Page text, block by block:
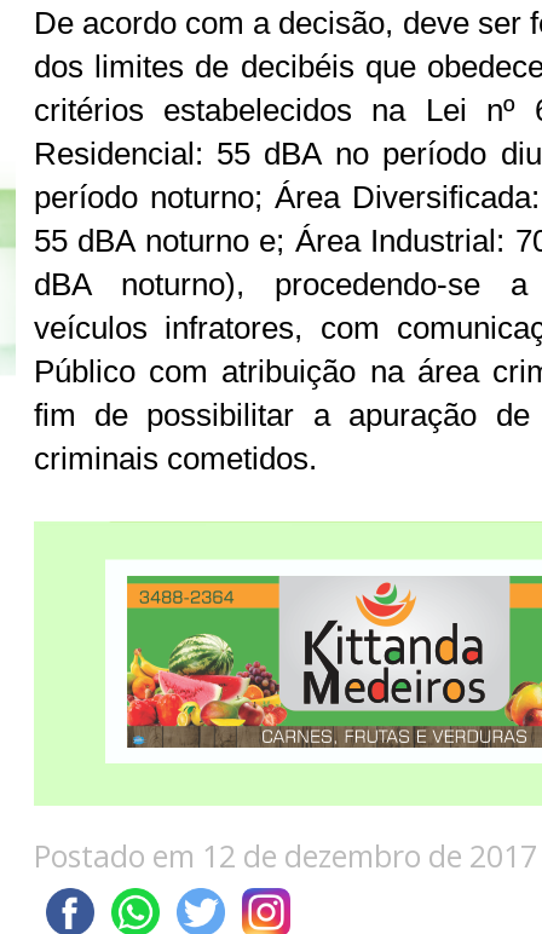
De acordo com a decisão, deve ser
dos limites de decibéis que
critérios estabelecidos na Lei nº
Residencial: 55 dBA no período
período noturno; Área
55 dBA noturno e; Área Industrial:
dBA noturno), procedendo-se
veículos infratores, com
Público com atribuição na área
fim de possibilitar a apuração de
criminais cometidos.
Postado em 12 de dezembro de 2017